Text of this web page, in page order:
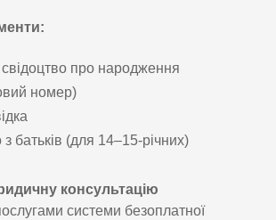
про народження
номер)
з батьків (для 14–15-річних)
консультацію
системи безоплатної